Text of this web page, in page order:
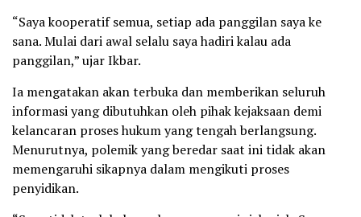
“Saya kooperatif semua, setiap ada panggilan saya ke
sana. Mulai dari awal selalu saya hadiri kalau ada
panggilan,” ujar Ikbar.
Ia mengatakan akan terbuka dan memberikan seluruh
informasi yang dibutuhkan oleh pihak kejaksaan demi
kelancaran proses hukum yang tengah berlangsung.
Menurutnya, polemik yang beredar saat ini tidak akan
memengaruhi sikapnya dalam mengikuti proses
penyidikan.